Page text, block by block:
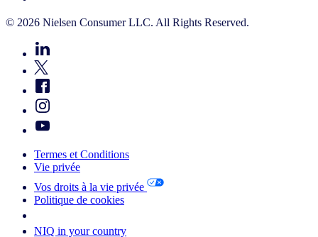
© 2026 Nielsen Consumer LLC. All Rights Reserved.
Termes et Conditions
Vie privée
Vos droits à la vie privée
Politique de cookies
NIQ in your country